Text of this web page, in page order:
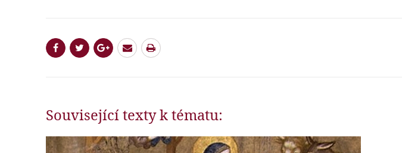
Související texty k tématu: